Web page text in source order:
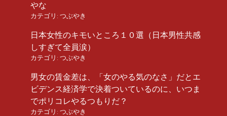
やな
カテゴリ: つぶやき
日本女性のキモいところ１０選（日本男性共感
しすぎて全員涙）
カテゴリ: つぶやき
男女の賃金差は、「女のやる気のなさ」だとエ
ビデンス経済学で決着ついているのに、いつま
でポリコレやるつもりだ？
カテゴリ: つぶやき